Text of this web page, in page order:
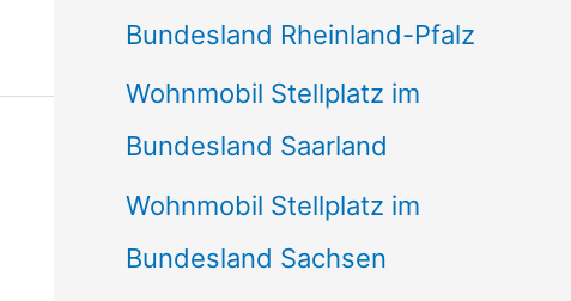
Bundesland Rheinland-Pfalz
Wohnmobil Stellplatz im
Bundesland Saarland
Wohnmobil Stellplatz im
Bundesland Sachsen